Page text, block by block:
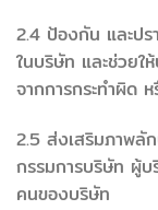
2.4 ป้องกัน และปร
ในบริษัท และช่วยใ
จากการกระทำผิด
2.5 ส่งเสริมภาพลั
กรรมการบริษัท ผู้
คนของบริษัท